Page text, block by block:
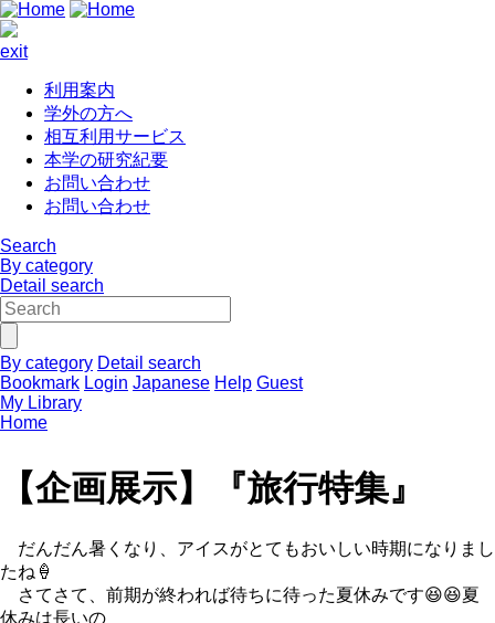
exit
利用案内
学外の方へ
相互利用サービス
本学の研究紀要
お問い合わせ
お問い合わせ
Search
By category
Detail search
By category Detail search
Bookmark Login Japanese Help Guest
My Library
Home
【企画展示】『旅行特集』
だんだん暑くなり、アイスがとてもおいしい時期になりまし
たね🍦
さてさて、前期が終われば待ちに待った夏休みです😆😆夏
休みは長いの